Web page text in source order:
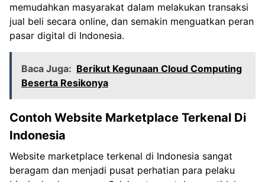
memudahkan masyarakat dalam melakukan transaksi
jual beli secara online, dan semakin menguatkan peran
pasar digital di Indonesia.
Baca Juga: Berikut Kegunaan Cloud Computing
Beserta Resikonya
Contoh Website Marketplace Terkenal Di
Indonesia
Website marketplace terkenal di Indonesia sangat
beragam dan menjadi pusat perhatian para pelaku